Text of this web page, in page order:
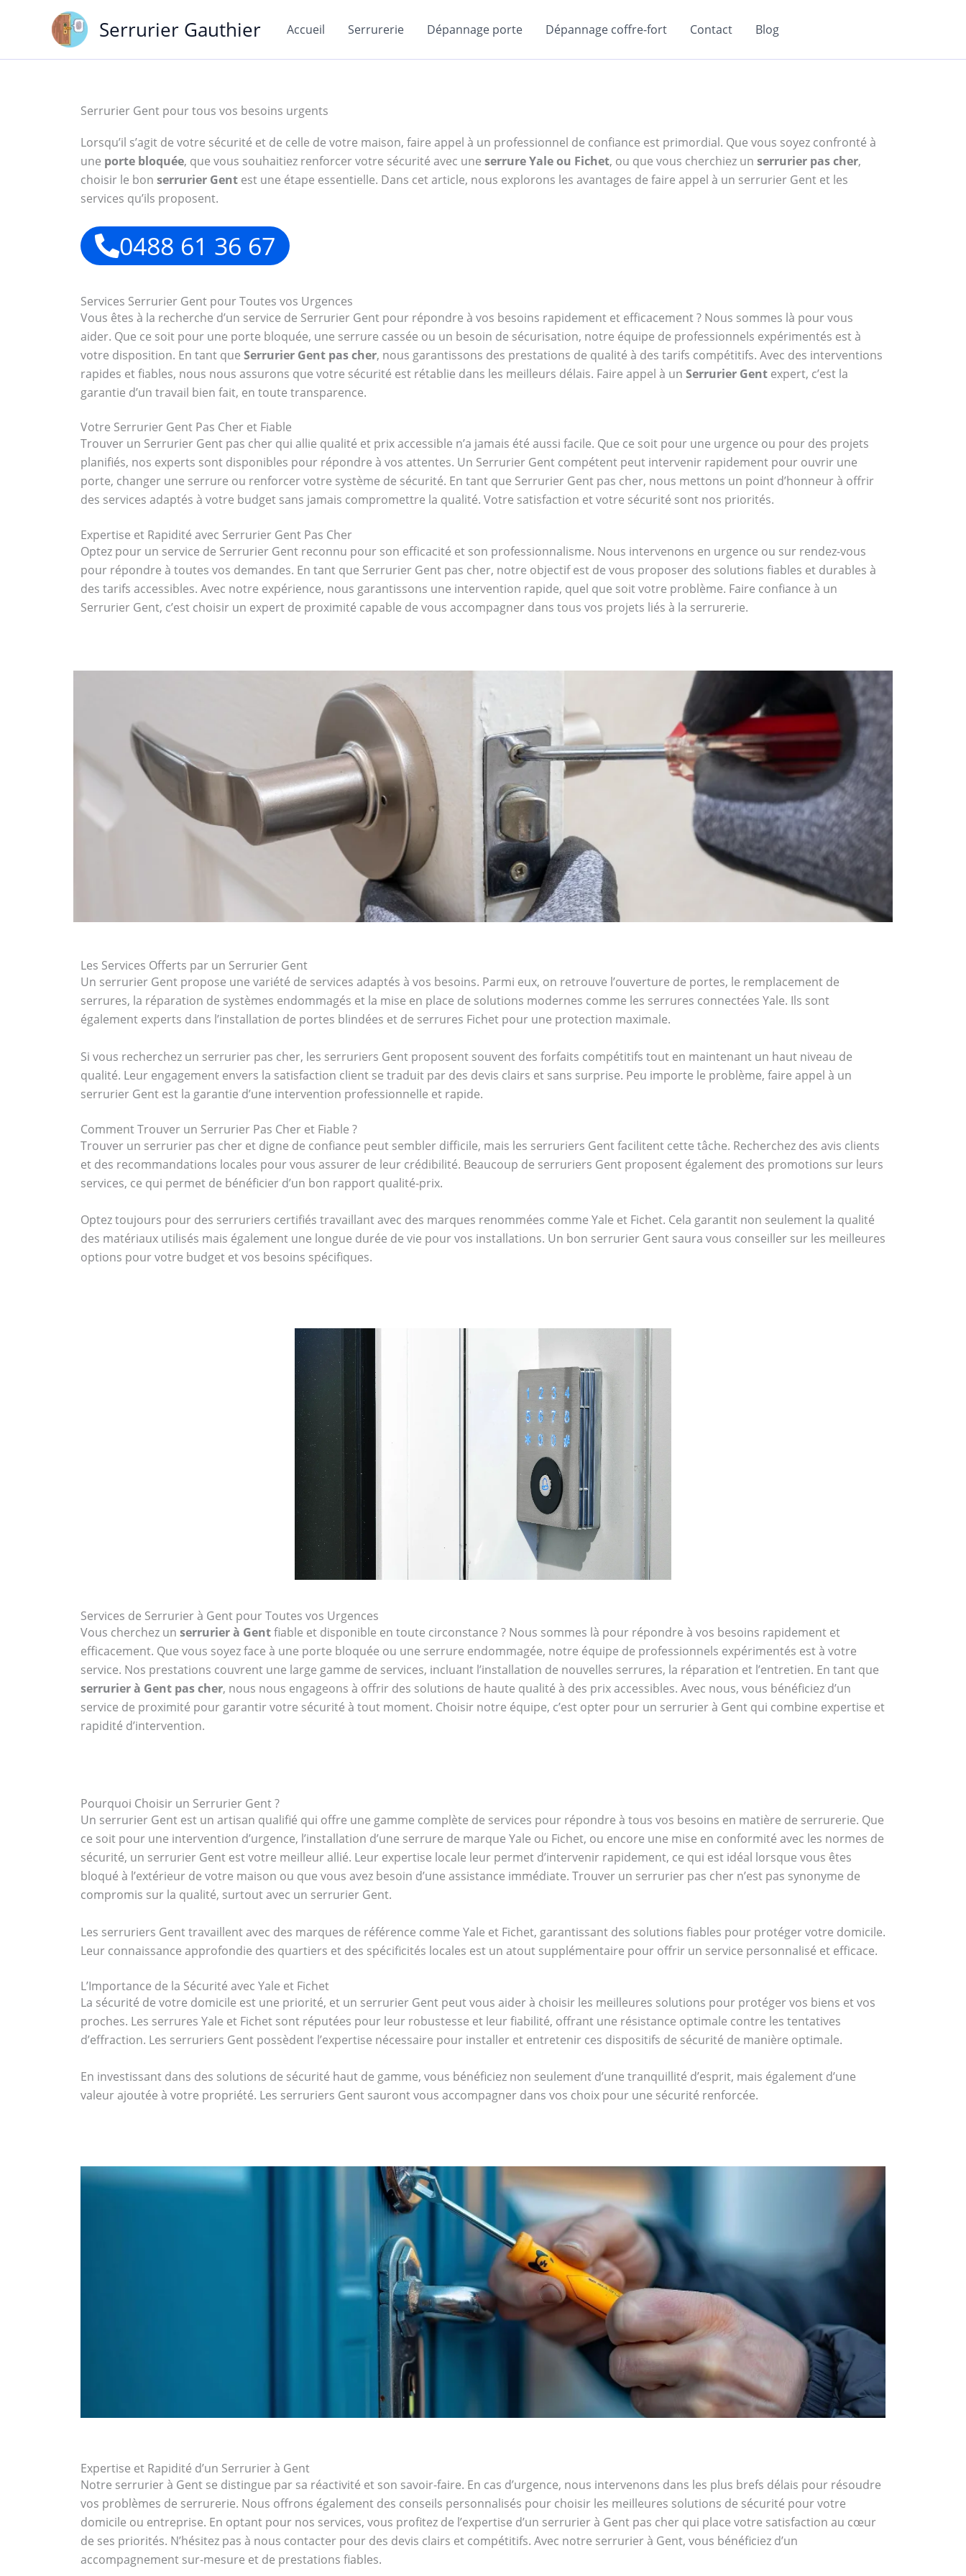
Serrurier Gauthier Accueil Serrurerie Dépannage porte Dépannage coffre-fort Contact Blog
Serrurier Gent pour tous vos besoins urgents
Lorsqu’il s’agit de votre sécurité et de celle de votre maison, faire appel à un professionnel de confiance est primordial. Que vous soyez confronté à
une porte bloquée, que vous souhaitiez renforcer votre sécurité avec une serrure Yale ou Fichet, ou que vous cherchiez un serrurier pas cher,
choisir le bon serrurier Gent est une étape essentielle. Dans cet article, nous explorons les avantages de faire appel à un serrurier Gent et les
services qu’ils proposent.
0488 61 36 67
Services Serrurier Gent pour Toutes vos Urgences
Vous êtes à la recherche d’un service de Serrurier Gent pour répondre à vos besoins rapidement et efficacement ? Nous sommes là pour vous
aider. Que ce soit pour une porte bloquée, une serrure cassée ou un besoin de sécurisation, notre équipe de professionnels expérimentés est à
votre disposition. En tant que Serrurier Gent pas cher, nous garantissons des prestations de qualité à des tarifs compétitifs. Avec des interventions
rapides et fiables, nous nous assurons que votre sécurité est rétablie dans les meilleurs délais. Faire appel à un Serrurier Gent expert, c’est la
garantie d’un travail bien fait, en toute transparence.
Votre Serrurier Gent Pas Cher et Fiable
Trouver un Serrurier Gent pas cher qui allie qualité et prix accessible n’a jamais été aussi facile. Que ce soit pour une urgence ou pour des projets
planifiés, nos experts sont disponibles pour répondre à vos attentes. Un Serrurier Gent compétent peut intervenir rapidement pour ouvrir une
porte, changer une serrure ou renforcer votre système de sécurité. En tant que Serrurier Gent pas cher, nous mettons un point d’honneur à offrir
des services adaptés à votre budget sans jamais compromettre la qualité. Votre satisfaction et votre sécurité sont nos priorités.
Expertise et Rapidité avec Serrurier Gent Pas Cher
Optez pour un service de Serrurier Gent reconnu pour son efficacité et son professionnalisme. Nous intervenons en urgence ou sur rendez-vous
pour répondre à toutes vos demandes. En tant que Serrurier Gent pas cher, notre objectif est de vous proposer des solutions fiables et durables à
des tarifs accessibles. Avec notre expérience, nous garantissons une intervention rapide, quel que soit votre problème. Faire confiance à un
Serrurier Gent, c’est choisir un expert de proximité capable de vous accompagner dans tous vos projets liés à la serrurerie.
Les Services Offerts par un Serrurier Gent
Un serrurier Gent propose une variété de services adaptés à vos besoins. Parmi eux, on retrouve l’ouverture de portes, le remplacement de
serrures, la réparation de systèmes endommagés et la mise en place de solutions modernes comme les serrures connectées Yale. Ils sont
également experts dans l’installation de portes blindées et de serrures Fichet pour une protection maximale.
Si vous recherchez un serrurier pas cher, les serruriers Gent proposent souvent des forfaits compétitifs tout en maintenant un haut niveau de
qualité. Leur engagement envers la satisfaction client se traduit par des devis clairs et sans surprise. Peu importe le problème, faire appel à un
serrurier Gent est la garantie d’une intervention professionnelle et rapide.
Comment Trouver un Serrurier Pas Cher et Fiable ?
Trouver un serrurier pas cher et digne de confiance peut sembler difficile, mais les serruriers Gent facilitent cette tâche. Recherchez des avis clients
et des recommandations locales pour vous assurer de leur crédibilité. Beaucoup de serruriers Gent proposent également des promotions sur leurs
services, ce qui permet de bénéficier d’un bon rapport qualité-prix.
Optez toujours pour des serruriers certifiés travaillant avec des marques renommées comme Yale et Fichet. Cela garantit non seulement la qualité
des matériaux utilisés mais également une longue durée de vie pour vos installations. Un bon serrurier Gent saura vous conseiller sur les meilleures
options pour votre budget et vos besoins spécifiques.
Services de Serrurier à Gent pour Toutes vos Urgences
Vous cherchez un serrurier à Gentfiable et disponible en toute circonstance ? Nous sommes là pour répondre à vos besoins rapidement et
efficacement. Que vous soyez face à une porte bloquée ou une serrure endommagée, notre équipe de professionnels expérimentés est à votre
service. Nos prestations couvrent une large gamme de services, incluant l’installation de nouvelles serrures, la réparation et l’entretien. En tant que
serrurier à Gent pas cher, nous nous engageons à offrir des solutions de haute qualité à des prix accessibles. Avec nous, vous bénéficiez d’un
service de proximité pour garantir votre sécurité à tout moment. Choisir notre équipe, c’est opter pour un serrurier à Gent qui combine expertise et
rapidité d’intervention.
Pourquoi Choisir un Serrurier Gent ?
Un serrurier Gent est un artisan qualifié qui offre une gamme complète de services pour répondre à tous vos besoins en matière de serrurerie. Que
ce soit pour une intervention d’urgence, l’installation d’une serrure de marque Yale ou Fichet, ou encore une mise en conformité avec les normes de
sécurité, un serrurier Gent est votre meilleur allié. Leur expertise locale leur permet d’intervenir rapidement, ce qui est idéal lorsque vous êtes
bloqué à l’extérieur de votre maison ou que vous avez besoin d’une assistance immédiate. Trouver un serrurier pas cher n’est pas synonyme de
compromis sur la qualité, surtout avec un serrurier Gent.
Les serruriers Gent travaillent avec des marques de référence comme Yale et Fichet, garantissant des solutions fiables pour protéger votre domicile.
Leur connaissance approfondie des quartiers et des spécificités locales est un atout supplémentaire pour offrir un service personnalisé et efficace.
L’Importance de la Sécurité avec Yale et Fichet
La sécurité de votre domicile est une priorité, et un serrurier Gent peut vous aider à choisir les meilleures solutions pour protéger vos biens et vos
proches. Les serrures Yale et Fichet sont réputées pour leur robustesse et leur fiabilité, offrant une résistance optimale contre les tentatives
d’effraction. Les serruriers Gent possèdent l’expertise nécessaire pour installer et entretenir ces dispositifs de sécurité de manière optimale.
En investissant dans des solutions de sécurité haut de gamme, vous bénéficiez non seulement d’une tranquillité d’esprit, mais également d’une
valeur ajoutée à votre propriété. Les serruriers Gent sauront vous accompagner dans vos choix pour une sécurité renforcée.
Expertise et Rapidité d’un Serrurier à Gent
Notre serrurier à Gent se distingue par sa réactivité et son savoir-faire. En cas d’urgence, nous intervenons dans les plus brefs délais pour résoudre
vos problèmes de serrurerie. Nous offrons également des conseils personnalisés pour choisir les meilleures solutions de sécurité pour votre
domicile ou entreprise. En optant pour nos services, vous profitez de l’expertise d’un serrurier à Gent pas cher qui place votre satisfaction au cœur
de ses priorités. N’hésitez pas à nous contacter pour des devis clairs et compétitifs. Avec notre serrurier à Gent, vous bénéficiez d’un
accompagnement sur-mesure et de prestations fiables.